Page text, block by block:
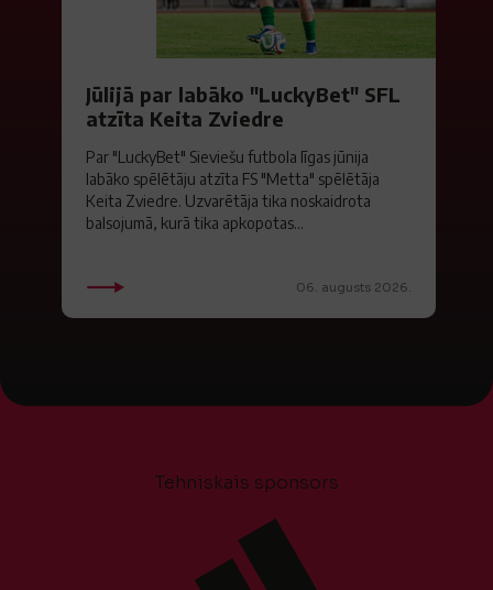
Jūlijā par labāko "LuckyBet" SFL
atzīta Keita Zviedre
Par "LuckyBet" Sieviešu futbola līgas jūnija
labāko spēlētāju atzīta FS "Metta" spēlētāja
Keita Zviedre. Uzvarētāja tika noskaidrota
balsojumā, kurā tika apkopotas...
06. augusts 2026.
Tehniskais sponsors